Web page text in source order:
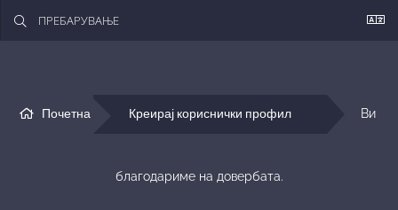
Почетна Креирај кориснички профил Ви
благодариме на довербата.